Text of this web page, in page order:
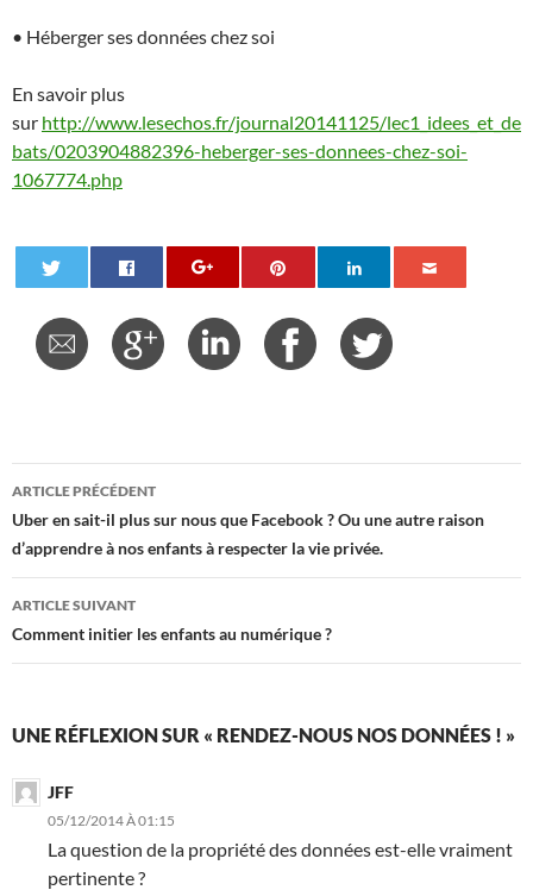
• Héberger ses données chez soi
En savoir plus
sur http://www.lesechos.fr/journal20141125/lec1_idees_et_de
bats/0203904882396-heberger-ses-donnees-chez-soi-
1067774.php
Navigation
des
articles
ARTICLE PRÉCÉDENT
Uber en sait-il plus sur nous que Facebook ? Ou une autre raison
d’apprendre à nos enfants à respecter la vie privée.
ARTICLE SUIVANT
Comment initier les enfants au numérique ?
UNE RÉFLEXION SUR « RENDEZ-NOUS NOS DONNÉES ! »
JFF
05/12/2014 À 01:15
La question de la propriété des données est-elle vraiment
pertinente ?